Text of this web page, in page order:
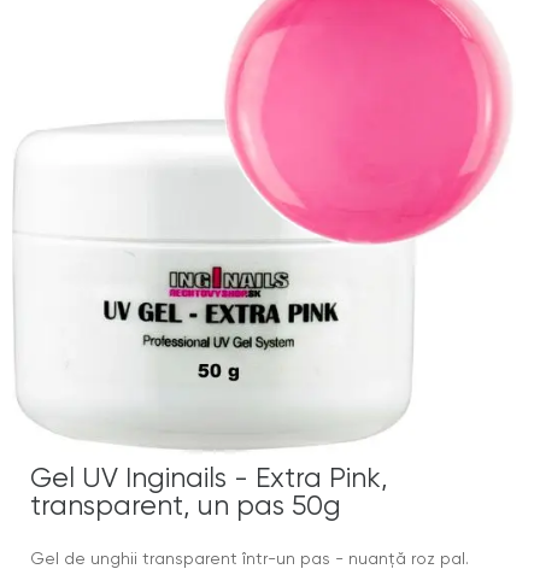
Gel UV Inginails - Extra Pink,
transparent, un pas 50g
Gel de unghii transparent într-un pas - nuanţă roz pal.